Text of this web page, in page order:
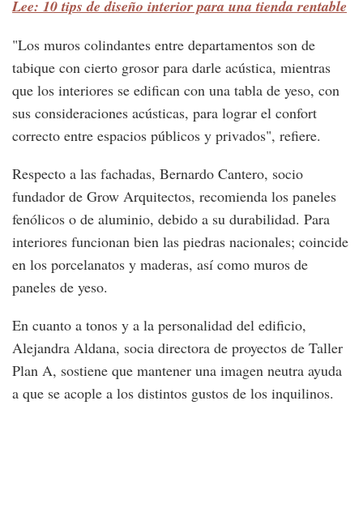
Lee: 10 tips de diseño interior para una tienda rentable
"Los muros colindantes entre departamentos son de
tabique con cierto grosor para darle acústica, mientras
que los interiores se edifican con una tabla de yeso, con
sus consideraciones acústicas, para lograr el confort
correcto entre espacios públicos y privados", refiere.
Respecto a las fachadas, Bernardo Cantero, socio
fundador de Grow Arquitectos, recomienda los paneles
fenólicos o de aluminio, debido a su durabilidad. Para
interiores funcionan bien las piedras nacionales; coincide
en los porcelanatos y maderas, así como muros de
paneles de yeso.
En cuanto a tonos y a la personalidad del edificio,
Alejandra Aldana, socia directora de proyectos de Taller
Plan A, sostiene que mantener una imagen neutra ayuda
a que se acople a los distintos gustos de los inquilinos.